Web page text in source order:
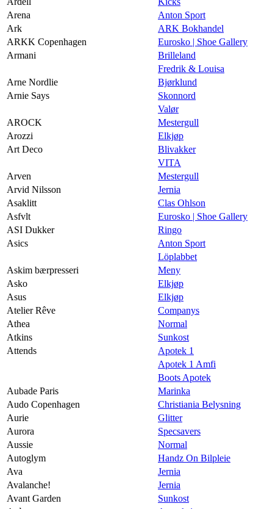
Arena
Anton Sport
Ark
ARK Bokhandel
ARKK Copenhagen
Eurosko | Shoe Gallery
Armani
Brilleland
Fredrik & Louisa
Arne Nordlie
Bjørklund
Arnie Says
Skonnord
Valør
AROCK
Mestergull
Arozzi
Elkjøp
Art Deco
Blivakker
VITA
Arven
Mestergull
Arvid Nilsson
Jernia
Asaklitt
Clas Ohlson
Asfvlt
Eurosko | Shoe Gallery
ASI Dukker
Ringo
Asics
Anton Sport
Löplabbet
Askim bærpresseri
Meny
Asko
Elkjøp
Asus
Elkjøp
Atelier Rêve
Companys
Athea
Normal
Atkins
Sunkost
Attends
Apotek 1
Apotek 1 Amfi
Boots Apotek
Aubade Paris
Marinka
Audo Copenhagen
Christiania Belysning
Aurie
Glitter
Aurora
Specsavers
Aussie
Normal
Autoglym
Handz On Bilpleie
Ava
Jernia
Avalanche!
Jernia
Avant Garden
Sunkost